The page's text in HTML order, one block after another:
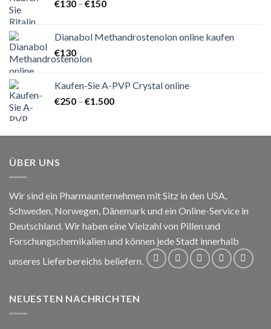
€130 – €150Preisspanne:
€150
Dianabol Methandrostenolon online kaufen
€130
Kaufen-Sie A-PVP Crystal online
€250 – €1.500Preisspanne:
€1.500
ÜBER UNS
Wir sind ein Pharmaunternehmen mit Sitz in den USA,
Schweden, Norwegen, Dänemark und ein Online-Service in
Deutschland. Wir haben eine Vielzahl von Pillen und
Forschungschemikalien und können jede Stadt innerhalb
unseres Lieferbereichs beliefern.
NEUESTEN NACHRICHTEN